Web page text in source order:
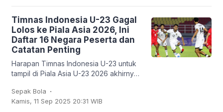
Timnas Indonesia U-23 Gagal
Lolos ke Piala Asia 2026, Ini
Daftar 16 Negara Peserta dan
Catatan Penting
Harapan Timnas Indonesia U-23 untuk
tampil di Piala Asia U-23 2026 akhirnya
mampu finis sebagai runner-up Grup J
dengan empat
Sepak Bola .
Kamis, 11 Sep 2025 20:31 WIB